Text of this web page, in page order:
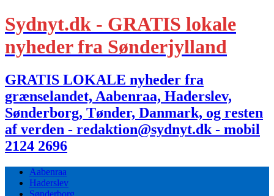
Sydnyt.dk - GRATIS lokale
nyheder fra Sønderjylland
GRATIS LOKALE nyheder fra
grænselandet, Aabenraa, Haderslev,
Sønderborg, Tønder, Danmark, og resten
af verden - redaktion@sydnyt.dk - mobil
2124 2696
Aabenraa
Haderslev
Sønderborg